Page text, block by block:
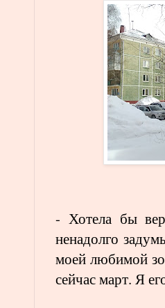
- Хотела бы
ненадолго
моей любимой
сейчас март. Я